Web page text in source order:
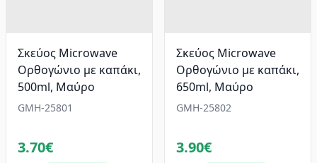
Σκεύος Microwave
Ορθογώνιο με καπάκι,
500ml, Mαύρο
GMH-25801
3.70€
Σκεύος Microwave
Ορθογώνιο με καπάκι,
650ml, Mαύρο
GMH-25802
3.90€